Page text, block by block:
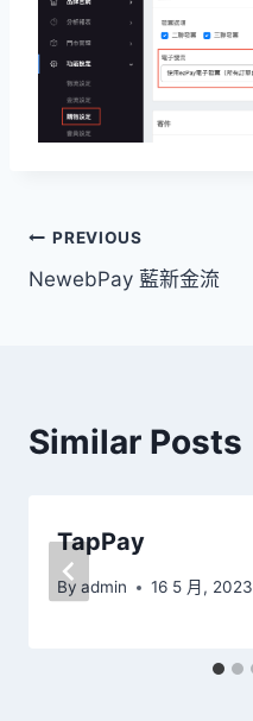
文
章
PREVIOUS
NewebPay 藍新金流
Similar Posts
TapPay
By admin 16 5 月, 2023